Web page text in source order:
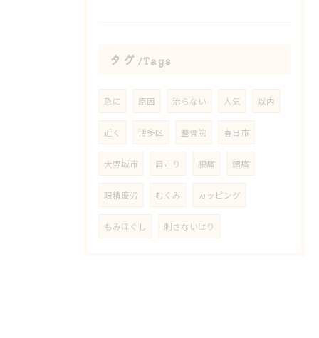
タグ Tags
急に 原因 治らない 人気 以内
近く 博多区 整骨院 春日市
大野城市 肩こり 腰痛 頭痛
眼精疲労 むくみ カッピング
もみほぐし 刺さないはり